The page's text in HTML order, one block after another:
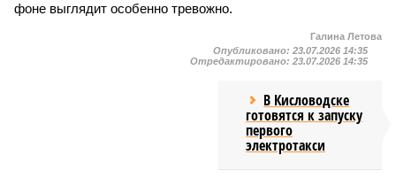
фоне выглядит особенно тревожно.
Галина Летова
Опубликовано: 23.07.2026 14:35
Отредактировано: 23.07.2026 14:35
В Кисловодске
готовятся к запуску
первого
электротакси